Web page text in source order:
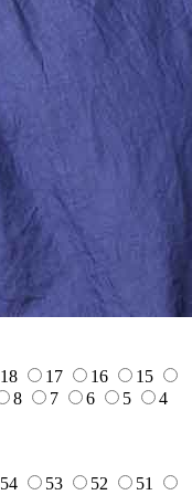
1927 1926
1920
1919
1914
1912
1907
1900
25 24
4
18 17 16
15
8 7 6 5
4
54 53 52
51